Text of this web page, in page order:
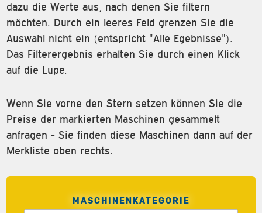
dazu die Werte aus, nach denen Sie filtern
möchten. Durch ein leeres Feld grenzen Sie die
Auswahl nicht ein (entspricht "Alle Egebnisse").
Das Filterergebnis erhalten Sie durch einen Klick
auf die Lupe.
Wenn Sie vorne den Stern setzen können Sie die
Preise der markierten Maschinen gesammelt
anfragen - Sie finden diese Maschinen dann auf der
Merkliste oben rechts.
MASCHINENKATEGORIE